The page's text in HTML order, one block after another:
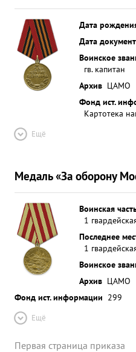
Дата
Дата
Воинское
гв. капитан
Архив ЦАМО
Фонд ист.
Картотека
Ещё
Медаль «За оборону
Воинская
1
Последнее
1
Воинское
Архив ЦАМО
Фонд ист. информации 299
Ещё
Первая страница приказа